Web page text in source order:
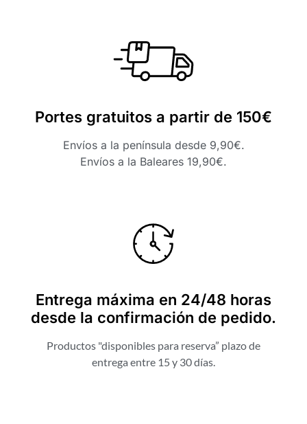
Portes gratuitos a partir de 150€
Envíos a la península desde 9,90€.
Envíos a la Baleares 19,90€.
Entrega máxima en 24/48 horas
desde la confirmación de pedido.
Productos "disponibles para reserva” plazo de
entrega entre 15 y 30 días.